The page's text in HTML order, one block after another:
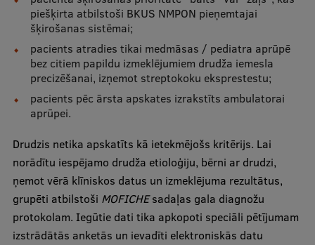
piešķirta atbilstoši BKUS NMPON pieņemtajai
šķirošanas sistēmai;
pacients atradies tikai medmāsas / pediatra aprūpē
bez citiem papildu izmeklējumiem drudža iemesla
precizēšanai, izņemot streptokoku eksprestestu;
pacients pēc ārsta apskates izrakstīts ambulatorai
aprūpei.
Drudzis netika apskatīts kā ietekmējošs kritērijs. Lai
norādītu iespējamo drudža etioloģiju, bērni ar drudzi,
ņemot vērā klīniskos datus un izmeklējuma rezultātus,
grupēti atbilstoši MOFICHEsadaļas gala diagnožu
protokolam. Iegūtie dati tika apkopoti speciāli pētījumam
izstrādātās anketās un ievadīti elektroniskās datu